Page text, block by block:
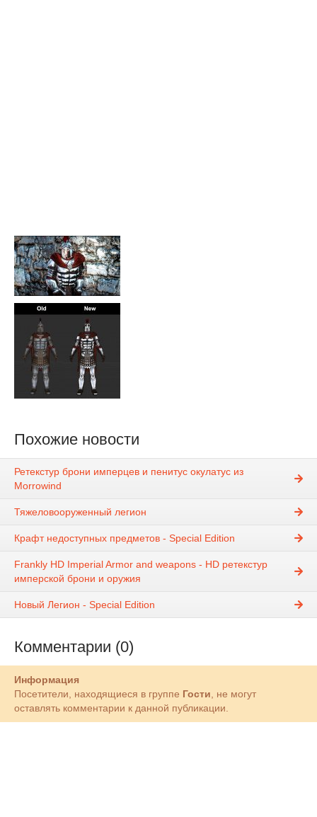
Похожие новости
Ретекстур брони имперцев и пенитус окулатус из
Morrowind
Тяжеловооруженный легион
Крафт недоступных предметов - Special Edition
Frankly HD Imperial Armor and weapons - HD ретекстур
имперской брони и оружия
Новый Легион - Special Edition
Комментарии (0)
Информация
Посетители, находящиеся в группе Гости, не могут
оставлять комментарии к данной публикации.